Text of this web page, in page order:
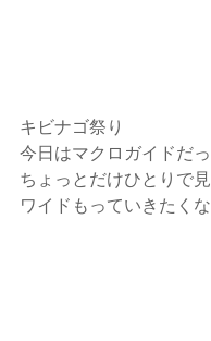
キビナゴ祭り
今日はマクロガイドだ
ちょっとだけひとりで
ワイドもっていきたく